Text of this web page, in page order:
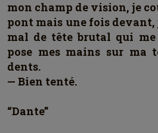
mon champ de vision, je
pont mais une fois devant,
mal de tête brutal qui
pose mes mains sur ma
dents.
— Bien tenté.
“Dante”